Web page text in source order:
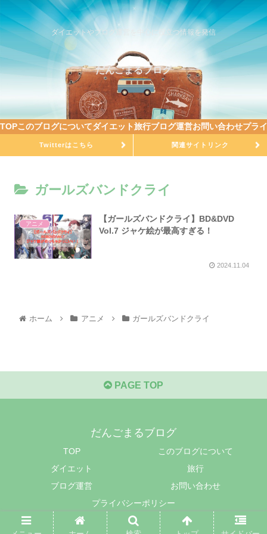
ダイエットやブログ運営を中心に役立つ情報を発信
だんごまるブログ
TOPこのブログについてダイエット旅行ブログ運営お問い合わせプラ
Twitterはこちら 関連サイトリンク
ガールズバンドクライ
アニメ
【ガールズバンドクライ】BD&DVD
Vol.7 ジャケ絵が最高すぎる！
2024.11.04
ホーム アニメ ガールズバンドクライ
PAGE TOP
だんごまるブログ
TOP
このブログについて
ダイエット
旅行
ブログ運営
お問い合わせ
プライバシーポリシー
© 2020 だんごまるブログ.